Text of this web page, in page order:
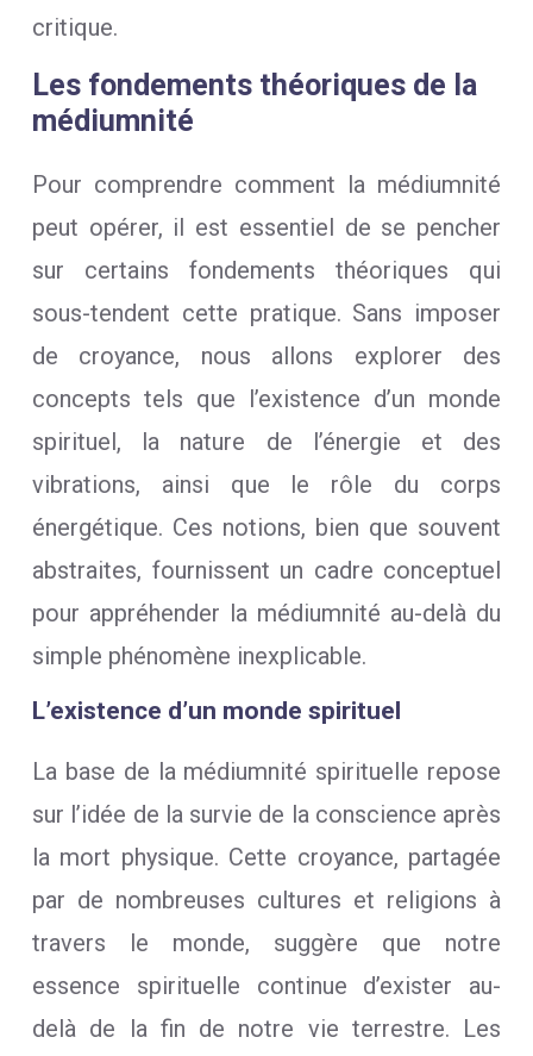
critique.
Les fondements théoriques de la
médiumnité
Pour comprendre comment la médiumnité
peut opérer, il est essentiel de se pencher
sur certains fondements théoriques qui
sous-tendent cette pratique. Sans imposer
de croyance, nous allons explorer des
concepts tels que l’existence d’un monde
spirituel, la nature de l’énergie et des
vibrations, ainsi que le rôle du corps
énergétique. Ces notions, bien que souvent
abstraites, fournissent un cadre conceptuel
pour appréhender la médiumnité au-delà du
simple phénomène inexplicable.
L’existence d’un monde spirituel
La base de la médiumnité spirituelle repose
sur l’idée de la survie de la conscience après
la mort physique. Cette croyance, partagée
par de nombreuses cultures et religions à
travers le monde, suggère que notre
essence spirituelle continue d’exister au-
delà de la fin de notre vie terrestre. Les